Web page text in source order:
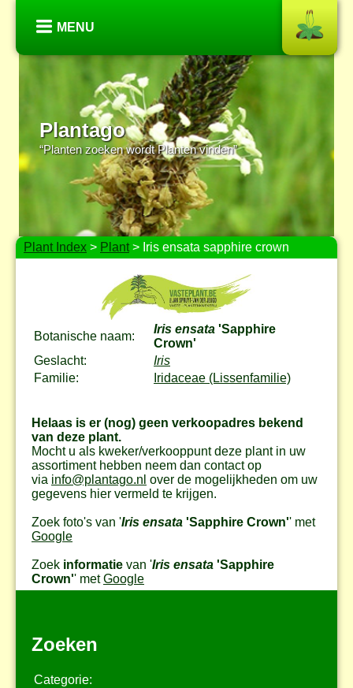
MENU
Plantago
“Planten zoeken wordt Planten vinden”
Plant Index > Plant> Iris ensata sapphire crown
Botanische naam:
Iris ensata 'Sapphire
Crown'
Geslacht:
Iris
Familie:
Iridaceae (Lissenfamilie)
Helaas is er (nog) geen verkoopadres bekend
van deze plant.
Mocht u als kweker/verkooppunt deze plant in uw
assortiment hebben neem dan contact op
via info@plantago.nl over de mogelijkheden om uw
gegevens hier vermeld te krijgen.
Zoek foto's van 'Iris ensata 'Sapphire Crown'' met
Google
Zoek informatie van 'Iris ensata 'Sapphire
Crown'' metGoogle
Zoeken
Categorie: